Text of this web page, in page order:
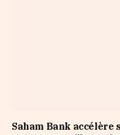
Saham Bank accélère